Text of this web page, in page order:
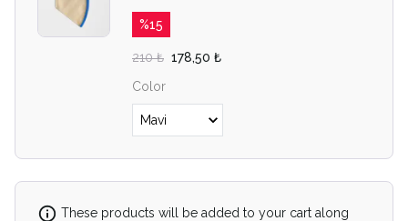
%15
210 ₺ 178,50 ₺
Color
These products will be added to your cart along